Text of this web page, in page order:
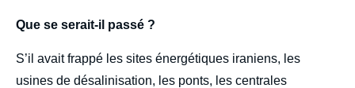
Que se serait-il passé ?
S’il avait frappé les sites énergétiques iraniens, les
usines de désalinisation, les ponts, les centrales